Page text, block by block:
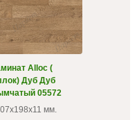
Alloc (
Дуб Дуб
05572
мм.